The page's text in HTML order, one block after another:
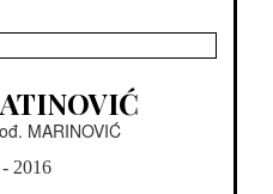
MARINOVIĆ
2016